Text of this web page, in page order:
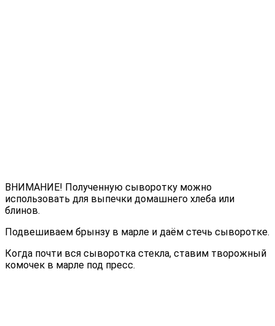
ВНИМАНИЕ! Полученную сыворотку можно
использовать для выпечки домашнего хлеба или
блинов.
Подвешиваем брынзу в марле и даём стечь сыворотке.
Когда почти вся сыворотка стекла, ставим творожный
комочек в марле под пресс.